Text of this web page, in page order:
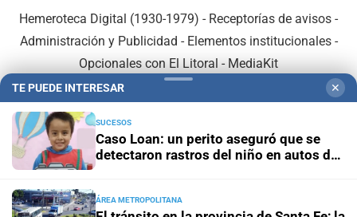
Hemeroteca Digital (1930-1979) - Receptorías de avisos -
Administración y Publicidad - Elementos institucionales-
Opcionales con El Litoral - MediaKit
En Asociación con:
TE PUEDE INTERESAR ✕
SUCESOS
Caso Loan: un perito aseguró que se
detectaron rastros del niño en autos de
ÁREA METROPOLITANA